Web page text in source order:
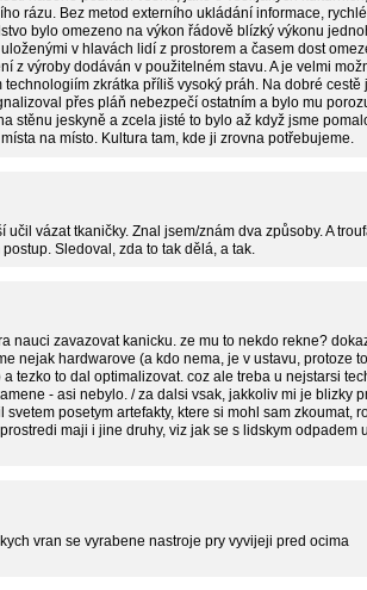
rázu. Bez metod externího ukládání informace, rychlé
bylo omezeno na výkon řádově blízký výkonu
v hlavách lidí z prostorem a časem dost
z výroby dodáván v použitelném stavu. A je velmi
zkrátka příliš vysoký práh. Na dobré cestě
přes pláň nebezpečí ostatním a bylo mu
stěnu jeskyně a zcela jisté to bylo až když jsme
na místo. Kultura tam, kde ji zrovna potřebujeme.
vázat tkaničky. Znal jsem/znám dva způsoby. A
Sledoval, zda to tak dělá, a tak.
nauci zavazovat kanicku. ze mu to nekdo rekne?
nejak hardwarove (a kdo nema, je v ustavu, protoze
tezko to dal optimalizovat. coz ale treba u nejstarsi
- asi nebylo. / za dalsi vsak, jakkoliv mi je blizky
posetym artefakty, ktere si mohl sam zkoumat,
maji i jine druhy, viz jak se s lidskym odpadem
vran se vyrabene nastroje pry vyvijeji pred ocima